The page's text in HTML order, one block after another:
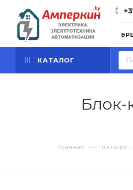
КАТАЛОГ
Блок-
Главная — Каталог